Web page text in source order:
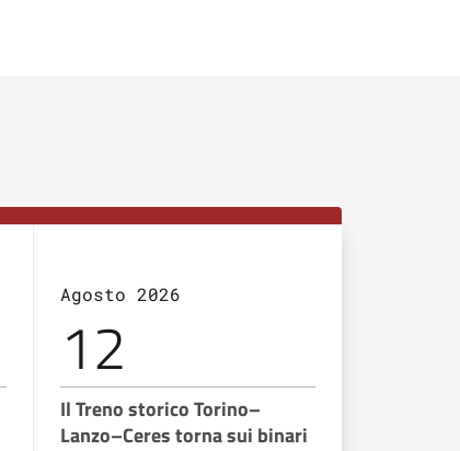
Agosto 2026
12
Il Treno storico Torino–
Lanzo–Ceres torna sui binari